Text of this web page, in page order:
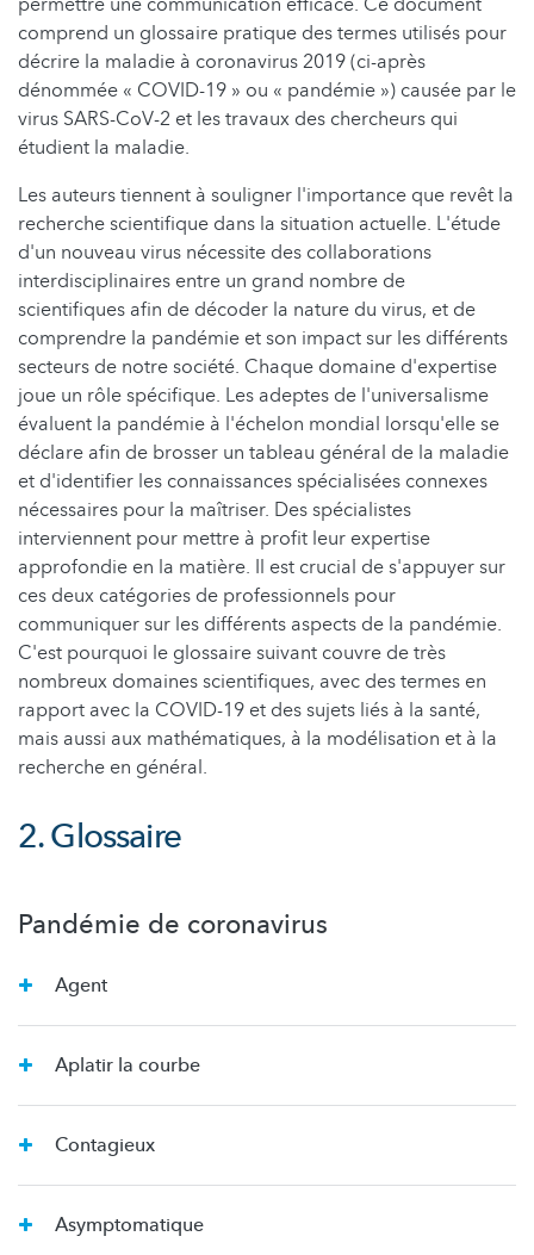
comprend un glossaire pratique des termes utilisés pour
décrire la maladie à coronavirus 2019 (ci-après
dénommée « COVID-19 » ou « pandémie ») causée par le
virus SARS-CoV-2 et les travaux des chercheurs qui
étudient la maladie.
Les auteurs tiennent à souligner l'importance que revêt la
recherche scientifique dans la situation actuelle. L'étude
d'un nouveau virus nécessite des collaborations
interdisciplinaires entre un grand nombre de
scientifiques afin de décoder la nature du virus, et de
comprendre la pandémie et son impact sur les différents
secteurs de notre société. Chaque domaine d'expertise
joue un rôle spécifique. Les adeptes de l'universalisme
évaluent la pandémie à l'échelon mondial lorsqu'elle se
déclare afin de brosser un tableau général de la maladie
et d'identifier les connaissances spécialisées connexes
nécessaires pour la maîtriser. Des spécialistes
interviennent pour mettre à profit leur expertise
approfondie en la matière. Il est crucial de s'appuyer sur
ces deux catégories de professionnels pour
communiquer sur les différents aspects de la pandémie.
C'est pourquoi le glossaire suivant couvre de très
nombreux domaines scientifiques, avec des termes en
rapport avec la COVID-19 et des sujets liés à la santé,
mais aussi aux mathématiques, à la modélisation et à la
recherche en général.
2. Glossaire
Pandémie de coronavirus
Agent
Aplatir la courbe
Contagieux
Asymptomatique